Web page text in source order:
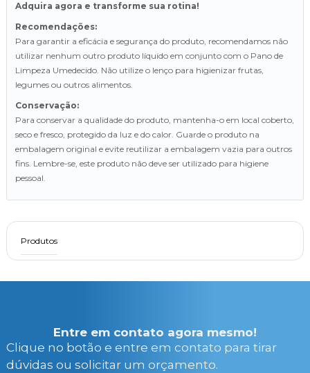
Adquira agora e transforme sua rotina!
Recomendações:
Para garantir a eficácia e segurança do produto, recomendamos não
utilizar nenhum outro produto líquido em conjunto com o Pano de
Limpeza Umedecido. Não utilize o lenço para higienizar frutas,
legumes ou outros alimentos.
Conservação:
Para conservar a qualidade do produto, mantenha-o em local coberto,
seco e fresco, protegido da luz e do calor. Guarde o produto na
embalagem original e evite reutilizar a embalagem vazia para outros
fins. Lembre-se, este produto não deve ser utilizado para higiene
pessoal.
Produtos
Entre em contato agora mesmo!
Clique no botão e entre em contato para tirar
dúvidas ou solicitar um orçamento.